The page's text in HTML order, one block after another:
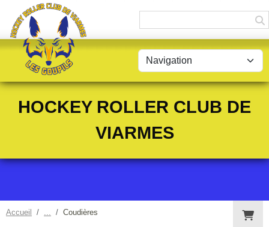
HOCKEY ROLLER CLUB DE
VIARMES
Accueil Coudières
Panneau de gestion des cookies